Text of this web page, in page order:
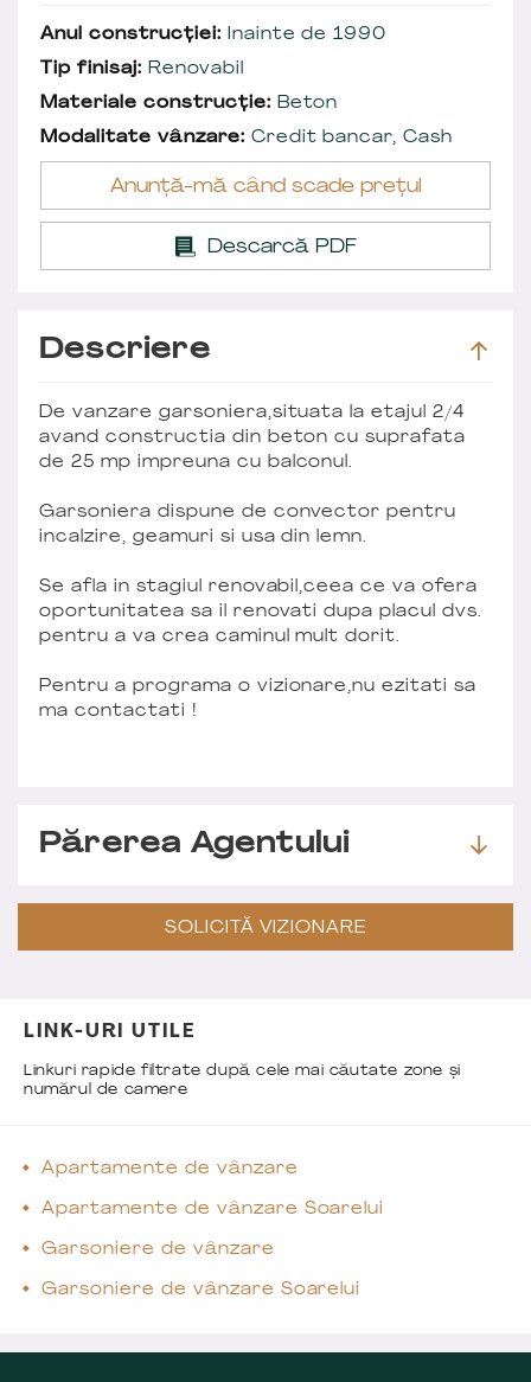
Anul construcției: Inainte de 1990
Tip finisaj: Renovabil
Materiale construcție: Beton
Modalitate vânzare: Credit bancar, Cash
Anunță-mă când scade prețul
Descarcă PDF
Descriere
De vanzare garsoniera,situata la etajul 2/4
avand constructia din beton cu suprafata
de 25 mp impreuna cu balconul.
Garsoniera dispune de convector pentru
incalzire, geamuri si usa din lemn.
Se afla in stagiul renovabil,ceea ce va ofera
oportunitatea sa il renovati dupa placul dvs.
pentru a va crea caminul mult dorit.
Pentru a programa o vizionare,nu ezitati sa
ma contactati !
Părerea Agentului
SOLICITĂ VIZIONARE
LINK-URI UTILE
Linkuri rapide filtrate după cele mai căutate zone și
numărul de camere
Apartamente de vânzare
Apartamente de vânzare Soarelui
Garsoniere de vânzare
Garsoniere de vânzare Soarelui